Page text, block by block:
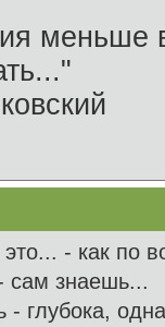
меньше
- как по
сам знаешь...
- глубока,